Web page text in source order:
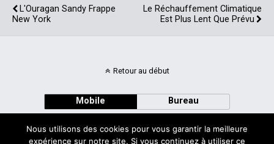
L'Ouragan Sandy Frappe
New York
Le Réchauffement Climatique
Est Plus Lent Que Prévu
Retour au début
Mobile Bureau
Nous utilisons des cookies pour vous garantir la meilleure
expérience sur notre site. Si vous continuez à utiliser ce